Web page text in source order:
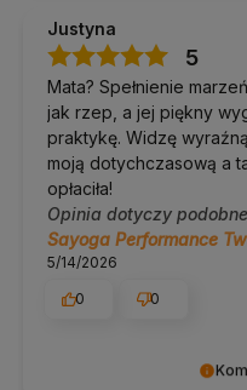
Pielęgnacja i
Przetrzyj wilgotną
potrzeby z odrobiną
Dobrze spłucz i
zrolowaną.
Nie pierz w pralce i
resztki środka zostają
Unikaj kontaktu z
przedmiotami.
Zwijaj matę
w suchym miejscu.
Pasek do jogi Yoga
Justyna
5
Mata? Spełnienie
jak rzep, a jej piękny
praktykę. Widzę
moją dotychczasową a
opłaciła!
Opinia dotyczy
Sayoga Performance
5/14/2026
0
0